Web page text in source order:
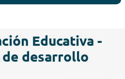
Educativa -
de desarrollo